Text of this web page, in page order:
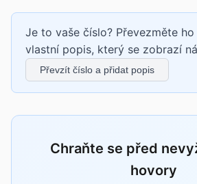
Je to vaše číslo? Převezměte
vlastní popis, který se zobrazí
Převzít číslo a přidat popis
Chraňte se před
hovory